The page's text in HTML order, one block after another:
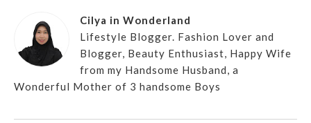
Cilya in Wonderland
Lifestyle Blogger. Fashion Lover and
Blogger, Beauty Enthusiast, Happy Wife
from my Handsome Husband, a
Wonderful Mother of 3 handsome Boys